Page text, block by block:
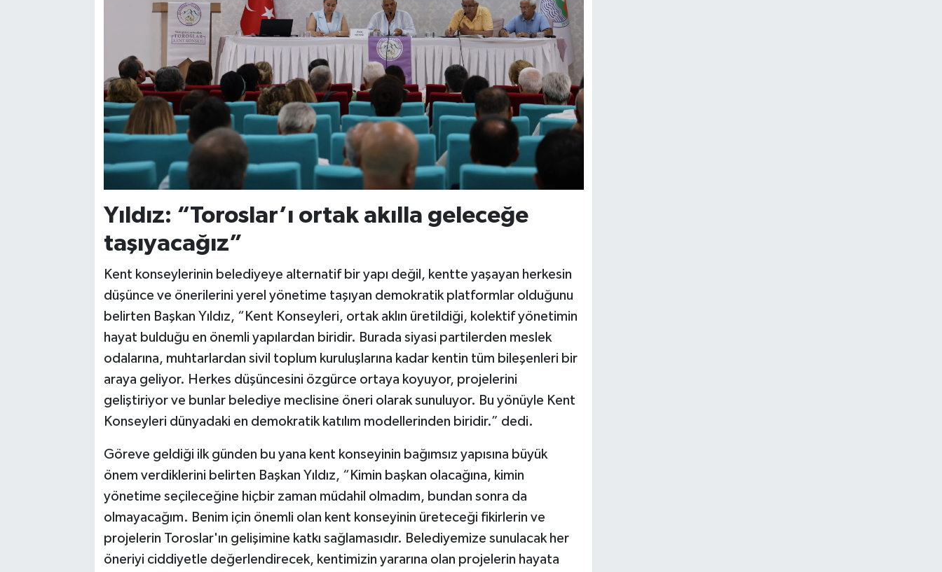
Yıldız: “Toroslar’ı ortak akılla geleceğe
taşıyacağız”
Kent konseylerinin belediyeye alternatif bir yapı değil, kentte yaşayan herkesin
düşünce ve önerilerini yerel yönetime taşıyan demokratik platformlar olduğunu
belirten Başkan Yıldız, “Kent Konseyleri, ortak aklın üretildiği, kolektif yönetimin
hayat bulduğu en önemli yapılardan biridir. Burada siyasi partilerden meslek
odalarına, muhtarlardan sivil toplum kuruluşlarına kadar kentin tüm bileşenleri bir
araya geliyor. Herkes düşüncesini özgürce ortaya koyuyor, projelerini
geliştiriyor ve bunlar belediye meclisine öneri olarak sunuluyor. Bu yönüyle Kent
Konseyleri dünyadaki en demokratik katılım modellerinden biridir.” dedi.
Göreve geldiği ilk günden bu yana kent konseyinin bağımsız yapısına büyük
önem verdiklerini belirten Başkan Yıldız, “Kimin başkan olacağına, kimin
yönetime seçileceğine hiçbir zaman müdahil olmadım, bundan sonra da
olmayacağım. Benim için önemli olan kent konseyinin üreteceği fikirlerin ve
projelerin Toroslar'ın gelişimine katkı sağlamasıdır. Belediyemize sunulacak her
öneriyi ciddiyetle değerlendirecek, kentimizin yararına olan projelerin hayata